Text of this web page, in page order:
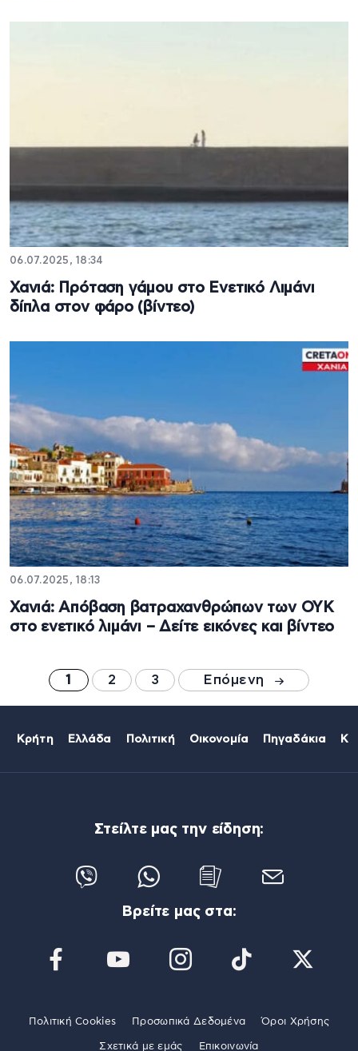
06.07.2025, 18:34
Χανιά: Πρόταση γάμου στο Ενετικό Λιμάνι
δίπλα στον φάρο (βίντεο)
06.07.2025, 18:13
Χανιά: Απόβαση βατραχανθρώπων των ΟΥΚ
στο ενετικό λιμάνι – Δείτε εικόνες και βίντεο
1 2 3 Επόμενη
Κρήτη Ελλάδα Πολιτική Οικονομία Πηγαδάκια
Στείλτε μας την είδηση:
Βρείτε μας στα:
Πολιτική Cookies Προσωπικά Δεδομένα Όροι Χρήσης
Σχετικά με εμάς Επικοινωνία